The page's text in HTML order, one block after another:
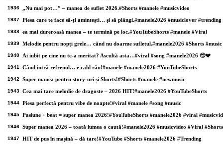
1936 „Nu mai pot…” – manea de suflet 2026.#Shorts #manele #musicvideo
1937 Piesa care te face să-ți amintești… și să plângi.#manele2026 #musiclover #trending
1938 ea mai dureroasă manea – te termină pe loc.#YouTubeShorts #manele #Viral
1939 Melodie pentru nopți grele… când nu doarme sufletul.#manele2026 #Shorts #music
1940 Ai iubit pe cine nu te-a meritat? Ascultă asta…#viral #song #manele2026 🥺💔
1941 Când intră refrenul… e cald rău!#manele #manele2026 #YouTubeShorts
1942 Super manea pentru story-uri și Shorts!#Shorts #manele #newmusic
1943 Cea mai tare melodie de dragoste – 2026 HIT!#manele2026 #YouTubeShorts
1944 Piesa perfectă pentru vibe de noapte!#viral #manele #song #music
1945 Pasiune + beat = super manea 2026!#YouTubeShorts #manele2026 #viral
1946 Super manea 2026 – toată lumea o caută!#manele2026 #musicvideo #Viral #Shorts
1947 HIT de pus în mașină – dă tare!#YouTube #Shorts #manele2026 #Trending